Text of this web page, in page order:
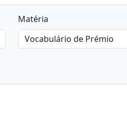
Matéria